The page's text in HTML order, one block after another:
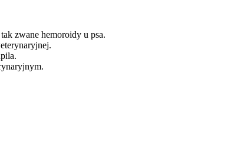
zwane hemoroidy u psa.